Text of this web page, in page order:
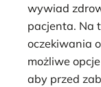
wywiad
pacjenta. Na
oczekiwania
możliwe
aby przed